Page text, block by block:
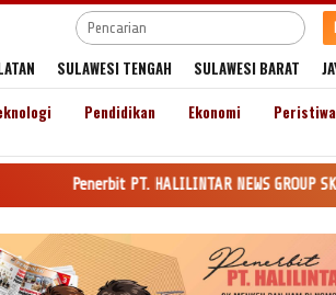
SULAWESI TENGAH SULAWESI BARAT
Pendidikan Ekonomi Peristiwa
PT. HALILINTAR NEWS GROUP SK MENKEH